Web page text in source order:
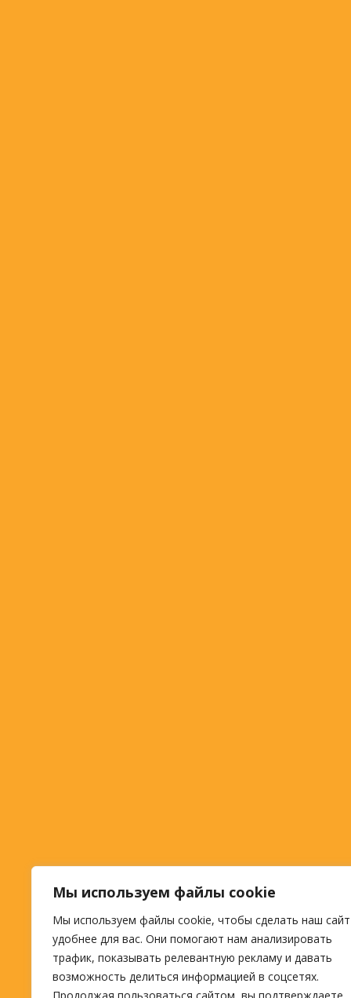
Мы используем файлы cookie
Мы используем файлы cookie, чтобы сделать наш сайт
удобнее для вас. Они помогают нам анализировать
трафик, показывать релевантную рекламу и давать
возможность делиться информацией в соцсетях.